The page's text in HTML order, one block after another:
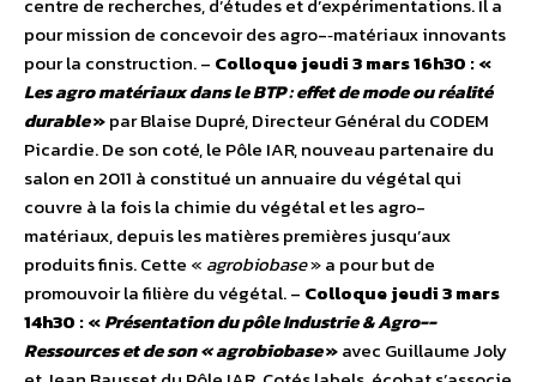
centre de recherches, d’études et d’expérimentations. Il a
pour mission de concevoir des agro-­‐matériaux innovants
pour la construction. – Colloque jeudi 3 mars 16h30 : «
Les agro matériaux dans le BTP : effet de mode ou réalité
durable»par Blaise Dupré, Directeur Général du CODEM
Picardie. De son coté, le Pôle IAR, nouveau partenaire du
salon en 2011 à constitué un annuaire du végétal qui
couvre à la fois la chimie du végétal et les agro-
matériaux, depuis les matières premières jusqu’aux
produits finis. Cette « agrobiobase» a pour but de
promouvoir la filière du végétal. – Colloque jeudi 3 mars
14h30 : «Présentation du pôle Industrie & Agro-­
Ressources et de son « agrobiobase»avec Guillaume Joly